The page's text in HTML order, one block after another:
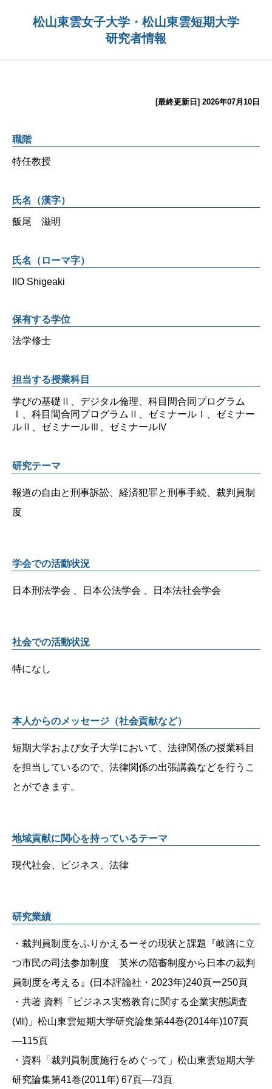
松山東雲女子大学・松山東雲短期大学
研究者情報
[最終更新日] 2026年07月10日
職階
特任教授
氏名（漢字）
飯尾 滋明
氏名（ローマ字）
IIO Shigeaki
保有する学位
法学修士
担当する授業科目
学びの基礎Ⅱ、デジタル倫理、科目間合同プログラム
Ⅰ、科目間合同プログラムⅡ、ゼミナールⅠ、ゼミナー
ルⅡ、ゼミナールⅢ、ゼミナールⅣ
研究テーマ
報道の自由と刑事訴訟、経済犯罪と刑事手続、裁判員制
度
学会での活動状況
日本刑法学会 、日本公法学会 、日本法社会学会
社会での活動状況
特になし
本人からのメッセージ（社会貢献など）
短期大学および女子大学において、法律関係の授業科目
を担当しているので、法律関係の出張講義などを行うこ
とができます。
地域貢献に関心を持っているテーマ
現代社会、ビジネス、法律
研究業績
・裁判員制度をふりかえるーその現状と課題『岐路に立
つ市民の司法参加制度 英米の陪審制度から日本の裁判
員制度を考える』(日本評論社・2023年)240頁ー250頁
・共著 資料「ビジネス実務教育に関する企業実態調査
(Ⅷ)」松山東雲短期大学研究論集第44巻(2014年)107頁
―115頁
・資料「裁判員制度施行をめぐって」松山東雲短期大学
研究論集第41巻(2011年) 67頁―73頁